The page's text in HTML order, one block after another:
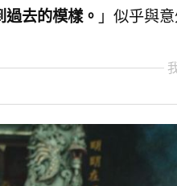
過去的模樣。 」似乎與